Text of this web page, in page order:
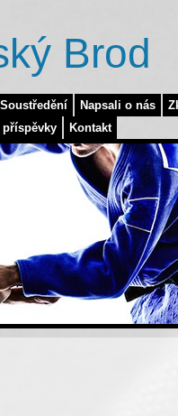
Soustředění Napsali o nás
příspěvky Kontakt
Brod